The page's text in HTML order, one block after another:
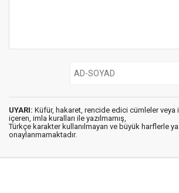
UYARI: Küfür, hakaret, rencide edici cümleler veya
içeren, imla kuralları ile yazılmamış,
Türkçe karakter kullanılmayan ve büyük harflerle
onaylanmamaktadır.